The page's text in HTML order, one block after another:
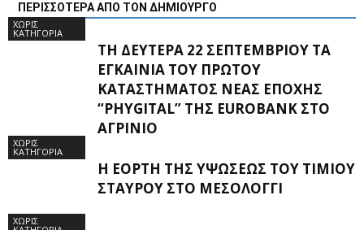
ΠΕΡΙΣΣΟΤΕΡΑ ΑΠΟ ΤΟΝ ΔΗΜΙΟΥΡΓΟ
ΧΩΡΊΣ
ΚΑΤΗΓΟΡΊΑ
ΤΗ ΔΕΥΤΈΡΑ 22 ΣΕΠΤΕΜΒΡΊΟΥ ΤΑ
ΕΓΚΑΊΝΙΑ ΤΟΥ ΠΡΏΤΟΥ
ΚΑΤΑΣΤΉΜΑΤΟΣ ΝΈΑΣ ΕΠΟΧΉΣ
“PHYGITAL” ΤΗΣ EUROBANK ΣΤΟ
ΑΓΡΊΝΙΟ
ΧΩΡΊΣ
ΚΑΤΗΓΟΡΊΑ
Η ΕΟΡΤΉ ΤΗΣ ΥΨΏΣΕΩΣ ΤΟΥ ΤΙΜΊΟΥ
ΣΤΑΥΡΟΎ ΣΤΟ ΜΕΣΟΛΌΓΓΙ
ΧΩΡΊΣ